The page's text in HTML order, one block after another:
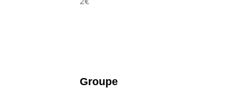
Groupe